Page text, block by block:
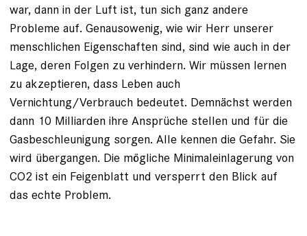
war, dann in der Luft ist, tun sich ganz andere
Probleme auf. Genausowenig, wie wir Herr unserer
menschlichen Eigenschaften sind, sind wie auch in der
Lage, deren Folgen zu verhindern. Wir müssen lernen
zu akzeptieren, dass Leben auch
Vernichtung/Verbrauch bedeutet. Demnächst werden
dann 10 Milliarden ihre Ansprüche stellen und für die
Gasbeschleunigung sorgen. Alle kennen die Gefahr. Sie
wird übergangen. Die mögliche Minimaleinlagerung von
CO2 ist ein Feigenblatt und versperrt den Blick auf
das echte Problem.